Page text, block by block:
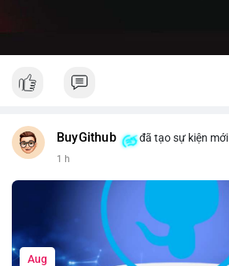
BuyGithub đã tạo sự kiện mới
1 h
Aug